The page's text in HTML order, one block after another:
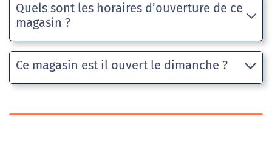
Quels sont les horaires d’ouverture de ce
magasin ?
Ce magasin est il ouvert le dimanche ?